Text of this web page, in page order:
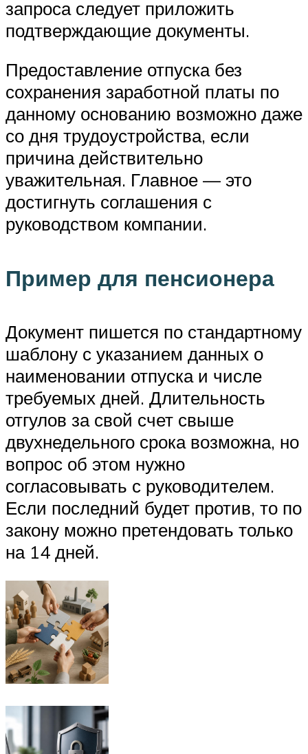
запроса следует приложить
подтверждающие документы.
Предоставление отпуска без
сохранения заработной платы по
данному основанию возможно даже
со дня трудоустройства, если
причина действительно
уважительная. Главное — это
достигнуть соглашения с
руководством компании.
Пример для пенсионера
Документ пишется по стандартному
шаблону с указанием данных о
наименовании отпуска и числе
требуемых дней. Длительность
отгулов за свой счет свыше
двухнедельного срока возможна, но
вопрос об этом нужно
согласовывать с руководителем.
Если последний будет против, то по
закону можно претендовать только
на 14 дней.